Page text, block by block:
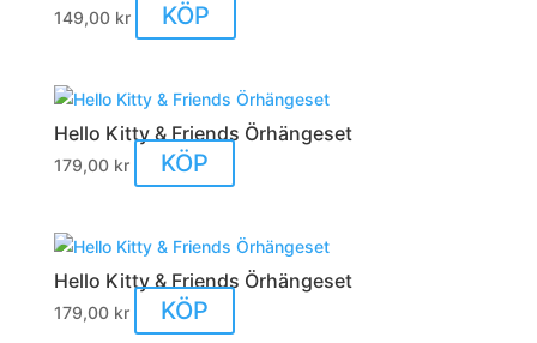
149,00 kr KÖP
Hello Kitty & Friends Örhängeset
179,00 kr KÖP
Hello Kitty & Friends Örhängeset
179,00 kr KÖP